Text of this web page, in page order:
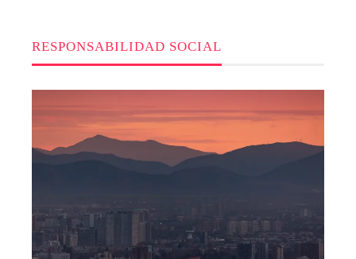
RESPONSABILIDAD SOCIAL